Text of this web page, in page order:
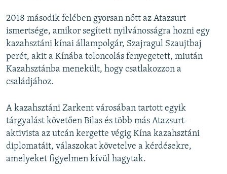
2018 második felében gyorsan nőtt az Atazsurt
ismertsége, amikor segített nyilvánosságra hozni egy
kazahsztáni kínai állampolgár, Szajragul Szaujtbaj
perét, akit a Kínába toloncolás fenyegetett, miután
Kazahsztánba menekült, hogy csatlakozzon a
családjához.
A kazahsztáni Zarkent városában tartott egyik
tárgyalást követően Bilas és több más Atazsurt-
aktivista az utcán kergette végig Kína kazahsztáni
diplomatáit, válaszokat követelve a kérdésekre,
amelyeket figyelmen kívül hagytak.